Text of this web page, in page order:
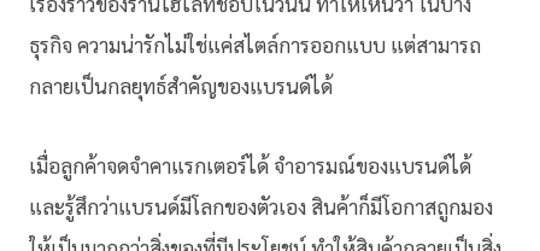
ธุรกิจ ความน่ารักไม่ใช่แค่สไตล์การออกแบบ แต่สามารถ
กลายเป็นกลยุทธ์สำคัญของแบรนด์ได้
เมื่อลูกค้าจดจำคาแรกเตอร์ได้ จำอารมณ์ของแบรนด์ได้
และรู้สึกว่าแบรนด์มีโลกของตัวเอง สินค้าก็มีโอกาสถูกมอง